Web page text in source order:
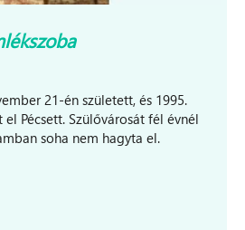
21-én született, és 1995.
Pécsett. Szülővárosát fél évnél
soha nem hagyta el.